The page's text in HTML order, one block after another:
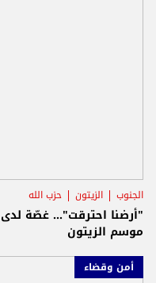
الجنوب الزيتون حزب الله
"أرضنا احترقت"... غصّة
موسم الزيتون
أمن وقضاء